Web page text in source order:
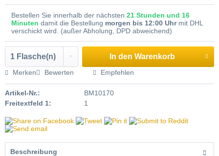
Bestellen Sie innerhalb der nächsten 21 Stunden und 16
Minuten damit die Bestellung morgen bis 12:00 Uhrmit DHL
verschickt wird. (außer Abholung, DPD abweichend)
In den Warenkorb
Merken Bewerten Empfehlen
Artikel-Nr.:
BM10170
Freitextfeld 1:
1
Beschreibung